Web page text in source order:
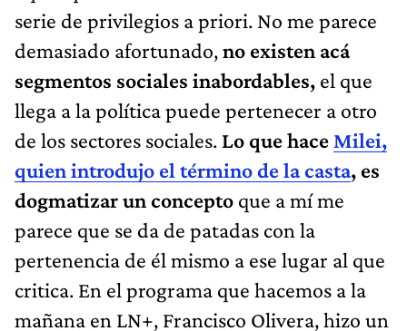
serie de privilegios a priori. No me parece
demasiado afortunado,no existen acá
segmentos sociales inabordables, el que
llega a la política puede pertenecer a otro
de los sectores sociales. Lo que hace Milei,
quien introdujo el término de la casta, es
dogmatizar un concepto que a mí me
parece que se da de patadas con la
pertenencia de él mismo a ese lugar al que
critica. En el programa que hacemos a la
mañana en LN+, Francisco Olivera, hizo un